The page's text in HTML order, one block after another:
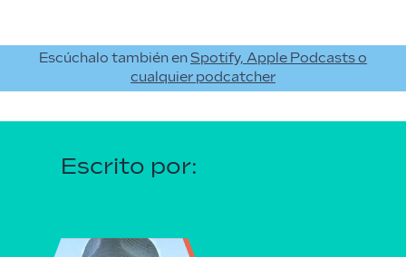
Escúchalo también en Spotify, Apple Podcasts o
cualquier podcatcher
Escrito por: